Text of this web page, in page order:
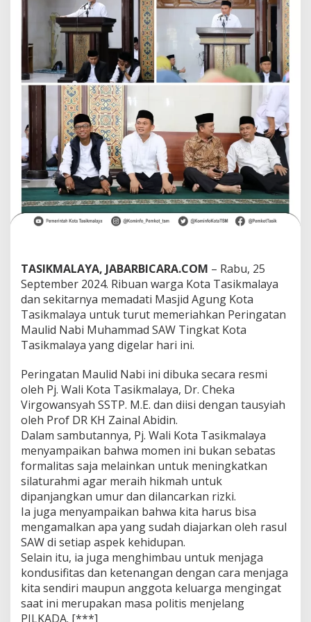
M
u
d
S
A
W
P
j
.
l
i
K
o
t
a
T
a
i
k
m
a
l
a
y
a
:
T
e
l
a
d
n
i
A
j
a
TASIKMALAYA, JABARBICARA.COM – Rabu, 25
September 2024. Ribuan warga Kota Tasikmalaya
dan sekitarnya memadati Masjid Agung Kota
Tasikmalaya untuk turut memeriahkan Peringatan
Maulid Nabi Muhammad SAW Tingkat Kota
Tasikmalaya yang digelar hari ini.
Peringatan Maulid Nabi ini dibuka secara resmi
oleh Pj. Wali Kota Tasikmalaya, Dr. Cheka
Virgowansyah SSTP. M.E. dan diisi dengan tausyiah
oleh Prof DR KH Zainal Abidin.
Dalam sambutannya, Pj. Wali Kota Tasikmalaya
menyampaikan bahwa momen ini bukan sebatas
formalitas saja melainkan untuk meningkatkan
silaturahmi agar meraih hikmah untuk
dipanjangkan umur dan dilancarkan rizki.
Ia juga menyampaikan bahwa kita harus bisa
mengamalkan apa yang sudah diajarkan oleh rasul
SAW di setiap aspek kehidupan.
Selain itu, ia juga menghimbau untuk menjaga
kondusifitas dan ketenangan dengan cara menjaga
kita sendiri maupun anggota keluarga mengingat
saat ini merupakan masa politis menjelang
PILKADA. [***]